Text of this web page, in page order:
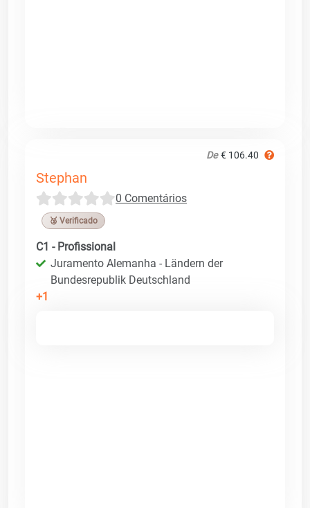
De € 106.40
Stephan
0 Comentários
🥉 Verificado
C1 - Profissional
Juramento Alemanha - Ländern der
Bundesrepublik Deutschland
+1